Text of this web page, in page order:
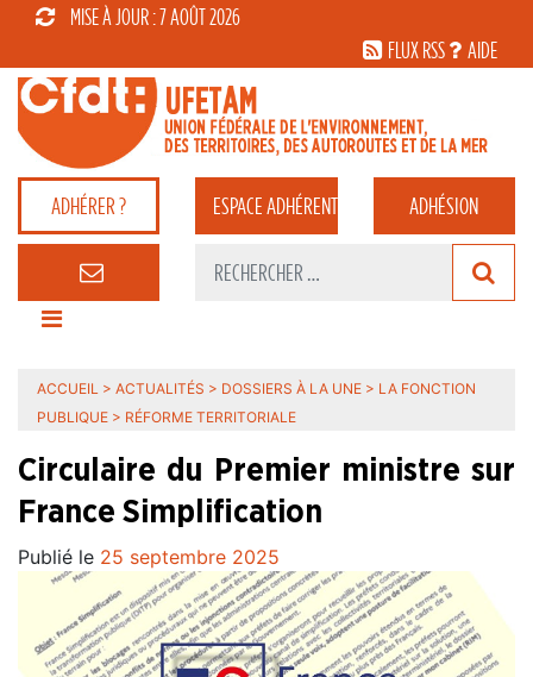
MISE À JOUR : 7 AOÛT 2026
FLUX RSS
AIDE
ADHÉRER ? ESPACEADHÉRENT ADHÉSION
ACCUEIL > ACTUALITÉS > DOSSIERS À LA UNE > LA FONCTION
PUBLIQUE > RÉFORME TERRITORIALE
Circulaire du Premier ministre sur
France Simplification
Publié le 25 septembre 2025